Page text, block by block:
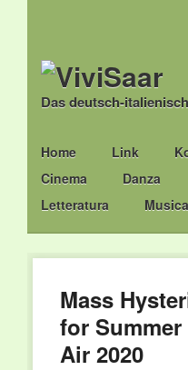
Das deutsch-
Main menu
Skip
to
content
Home Link
Cinema
Danza
Letteratura
Musica
Mass
for Summer
Air 2020